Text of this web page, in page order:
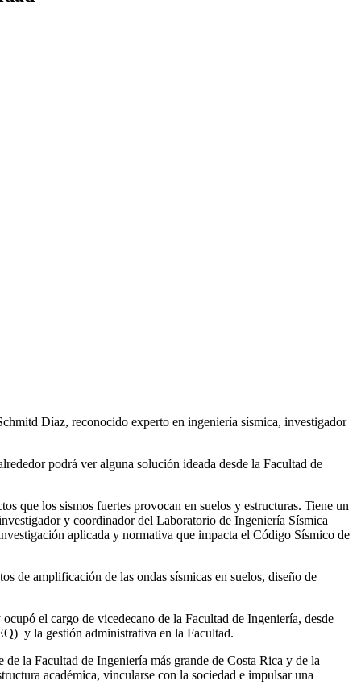
Díaz, reconocido experto en ingeniería sísmica, investigador
podrá ver alguna solución ideada desde la Facultad de
que los sismos fuertes provocan en suelos y estructuras. Tiene un
y coordinador del Laboratorio de Ingeniería Sísmica
aplicada y normativa que impacta el Código Sísmico de
de amplificación de las ondas sísmicas en suelos, diseño de
el cargo de vicedecano de la Facultad de Ingeniería, desde
y la gestión administrativa en la Facultad.
de la Facultad de Ingeniería más grande de Costa Rica y de la
académica, vincularse con la sociedad e impulsar una